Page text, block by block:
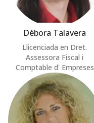
Dèbora Talavera
Llicenciada en Dret.
Assessora Fiscal i
Comptable d' Empreses